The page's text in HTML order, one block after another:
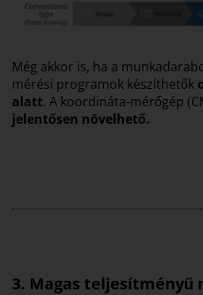
Még akkor is, ha a
mérési programok készíthetők
alatt. A koordináta-mérőgép
jelentősen növelhető.
3. Magas teljesítményű